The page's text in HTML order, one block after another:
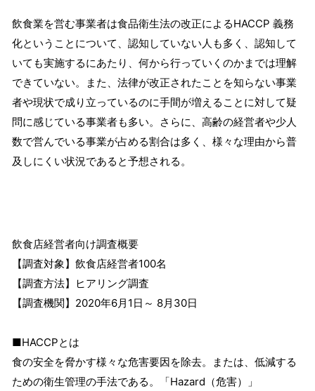
飲食業を営む事業者は食品衛生法の改正によるHACCP 義務
化ということについて、認知していない人も多く、認知して
いても実施するにあたり、何から行っていくのかまでは理解
できていない。また、法律が改正されたことを知らない事業
者や現状で成り立っているのに手間が増えることに対して疑
問に感じている事業者も多い。さらに、高齢の経営者や少人
数で営んでいる事業が占める割合は多く、様々な理由から普
及しにくい状況であると予想される。
飲食店経営者向け調査概要
【調査対象】飲食店経営者100名
【調査方法】ヒアリング調査
【調査機関】2020年6月1日～ 8月30日
■HACCPとは
食の安全を脅かす様々な危害要因を除去。または、低減する
ための衛生管理の手法である。「Hazard（危害）」